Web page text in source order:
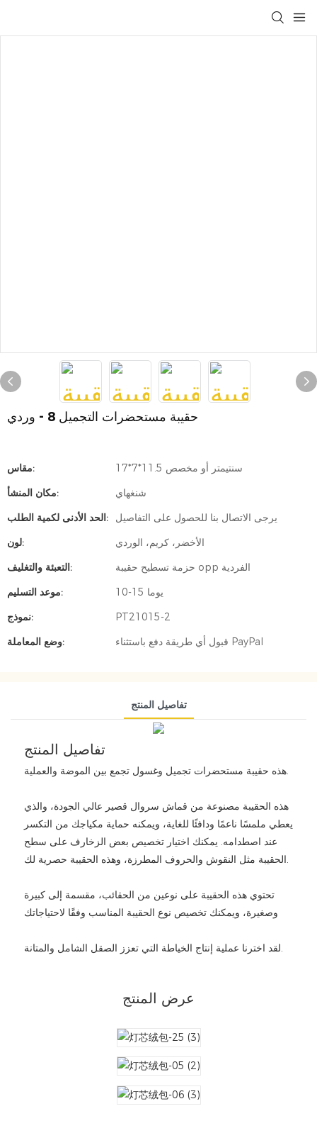
حقيبة مستحضرات التجميل 8 - وردي
مقاس:
17*7*11.5 سنتيمتر أو مخصص
مكان المنشأ:
شنغهاي
الحد الأدنى لكمية الطلب:
يرجى الاتصال بنا للحصول على التفاصيل
لون:
الأخضر، كريم، الوردي
التعبئة والتغليف:
حزمة تسطيح حقيبة opp الفردية
موعد التسليم:
10-15 يوما
نموذج:
PT21015-2
وضع المعاملة:
قبول أي طريقة دفع باستثناء PayPal
تفاصيل المنتج
تفاصيل المنتج
هذه حقيبة مستحضرات تجميل وغسول تجمع بين الموضة والعملية.
هذه الحقيبة مصنوعة من قماش سروال قصير عالي الجودة، والذي
يعطي ملمسًا ناعمًا ودافئًا للغاية، ويمكنه حماية مكياجك من التكسر
عند اصطدامه. يمكنك اختيار تخصيص بعض الزخارف على سطح
الحقيبة مثل النقوش والحروف المطرزة، وهذه الحقيبة حصرية لك.
تحتوي هذه الحقيبة على نوعين من الحقائب، مقسمة إلى كبيرة
وصغيرة، ويمكنك تخصيص نوع الحقيبة المناسب وفقًا لاحتياجاتك
لقد اخترنا عملية إنتاج الخياطة التي تعزز الصقل الشامل والمتانة.
عرض المنتج